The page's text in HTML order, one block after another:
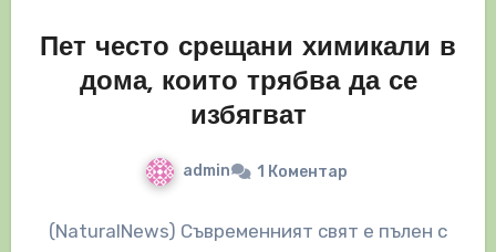
Пет често срещани химикали в
дома, които трябва да се
избягват
admin 1 Коментар
(NaturalNews) Съвременният свят е пълен с